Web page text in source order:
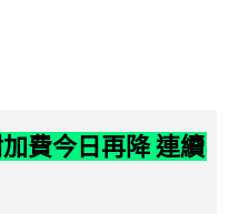
費今日再降 連續